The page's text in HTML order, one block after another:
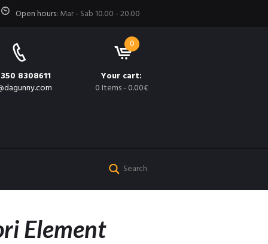
Open hours: Mar - Sab 10.00 - 20.00
8308611
0
Your cart:
0 Items- 0.00€
Element